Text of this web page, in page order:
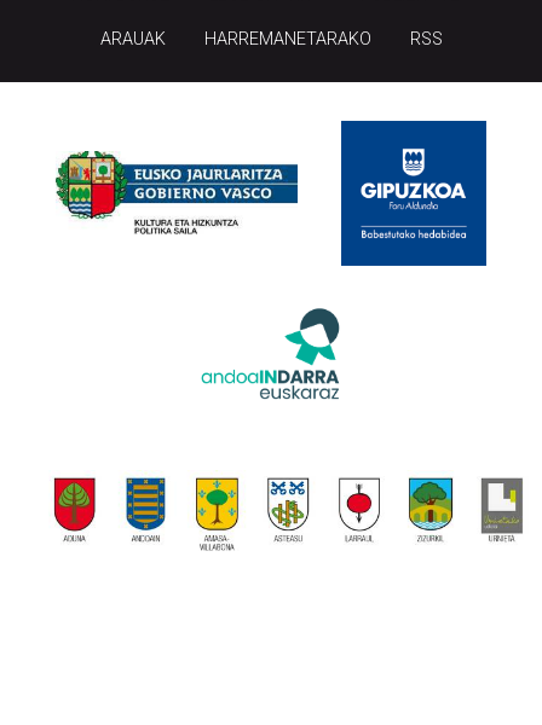
ARAUAK HARREMANETARAKO RSS